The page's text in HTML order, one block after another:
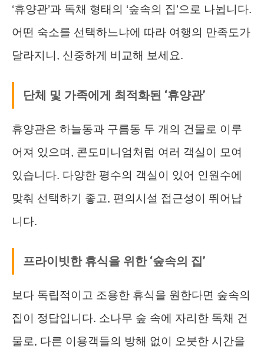
‘휴양관’과 독채 형태의 ‘숲속의 집’으로 나뉩니다.
어떤 숙소를 선택하느냐에 따라 여행의 만족도가
달라지니, 신중하게 비교해 보세요.
단체 및 가족에게 최적화된 ‘휴양관’
휴양관은 하늘동과 구름동 두 개의 건물로 이루
어져 있으며, 콘도미니엄처럼 여러 객실이 모여
있습니다. 다양한 평수의 객실이 있어 인원수에
맞춰 선택하기 좋고, 편의시설 접근성이 뛰어납
니다.
프라이빗한 휴식을 위한 ‘숲속의 집’
보다 독립적이고 조용한 휴식을 원한다면 숲속의
집이 정답입니다. 소나무 숲 속에 자리한 독채 건
물로, 다른 이용객들의 방해 없이 오붓한 시간을